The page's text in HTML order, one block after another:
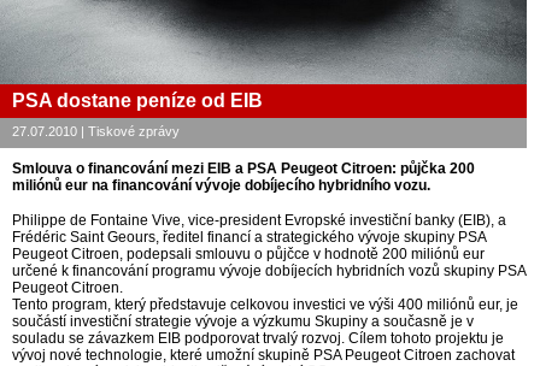
PSA dostane peníze od EIB
27.07.2010 | Tiskové zprávy
Smlouva o financování mezi EIB a PSA Peugeot Citroen: půjčka 200
miliónů eur na financování vývoje dobíjecího hybridního vozu.
Philippe de Fontaine Vive, vice-president Evropské investiční banky (EIB), a
Frédéric Saint Geours, ředitel financí a strategického vývoje skupiny PSA
Peugeot Citroen, podepsali smlouvu o půjčce v hodnotě 200 miliónů eur
určené k financování programu vývoje dobíjecích hybridních vozů skupiny PSA
Peugeot Citroen.
Tento program, který představuje celkovou investici ve výši 400 miliónů eur, je
součástí investiční strategie vývoje a výzkumu Skupiny a současně je v
souladu se závazkem EIB podporovat trvalý rozvoj. Cílem tohoto projektu je
vývoj nové technologie, které umožní skupině PSA Peugeot Citroen zachovat